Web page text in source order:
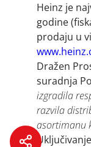
Heinz je
godine
prodaju u
Dražen
suradnja
izgradila
razvila
asortimanu